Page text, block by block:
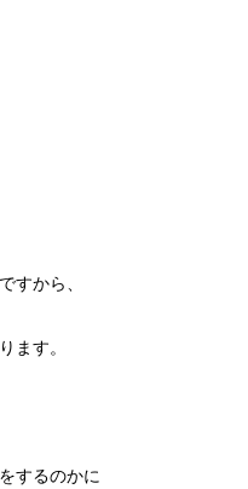
すから、
ます。
するのかに